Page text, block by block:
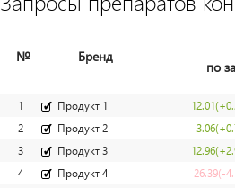
№ Бренд
по
1 Продукт 1 12.01
2
Продукт 2 3.06
3
Продукт 3 12.96
4
Продукт 4 26.39(-